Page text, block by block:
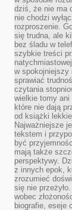
dziś, że nie ma
nie chodzi
rozproszenie.
się trudna, ale
bez śladu w
szybkie treści
w spokojniejszy
sprawiać
czytania
wielkie tomy
które nie dają
od książki
Najważniejsze
tekstem i
być
mają także
perspektywy.
z innych epok,
zrozumieć
się nie
wobec
biografie, eseje